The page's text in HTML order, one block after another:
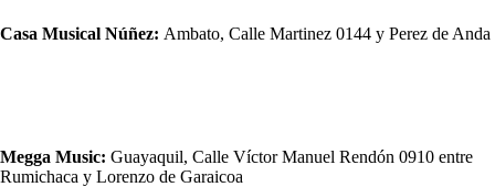
Casa Musical Núñez: Ambato, Calle Martinez 0144 y Perez de Anda
Megga Music: Guayaquil, Calle Víctor Manuel Rendón 0910 entre
Rumichaca y Lorenzo de Garaicoa